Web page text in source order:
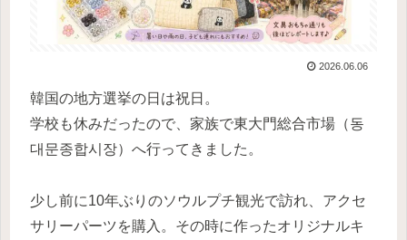
2026.06.06
韓国の地方選挙の日は祝日。
学校も休みだったので、家族で東大門総合市場（동
대문종합시장）へ行ってきました。
少し前に10年ぶりのソウルプチ観光で訪れ、アクセ
サリーパーツを購入。その時に作ったオリジナルキ